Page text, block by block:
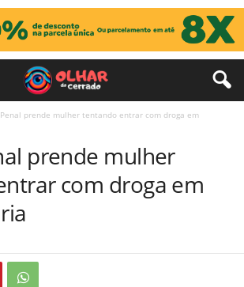
prende mulher tentando entrar com droga em
prende mulher
com droga em